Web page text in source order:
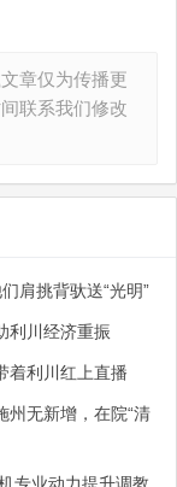
章仅为传播更
联系我们修改
肩挑背驮送“光明”
利川经济重振
着利川红上直播
州无新增，在院“清